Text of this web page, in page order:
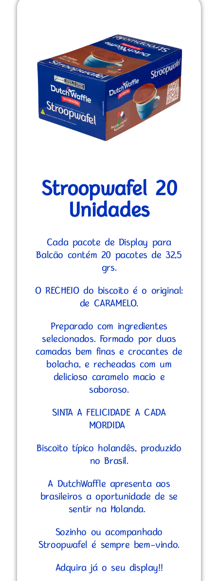
Stroopwafel 20
Unidades
Cada pacote de Display para
Balcão contém 20 pacotes de 32,5
grs.
O RECHEIO do biscoito é o original:
de CARAMELO.
Preparado com ingredientes
selecionados. Formado por duas
camadas bem finas e crocantes de
bolacha, e recheadas com um
delicioso caramelo macio e
saboroso.
SINTA A FELICIDADE A CADA
MORDIDA
Biscoito típico holandês, produzido
no Brasil.
A DutchWaffle apresenta aos
brasileiros a oportunidade de se
sentir na Holanda.
Sozinho ou acompanhado
Stroopwafel é sempre bem-vindo.
Adquira já o seu display!!